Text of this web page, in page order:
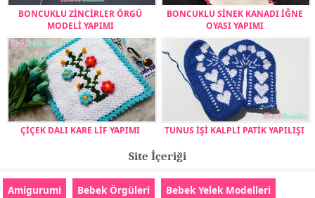
BONCUKLU ZİNCİRLER ÖRGÜ
MODELİ YAPIMI
BONCUKLU SİNEK KANADI İĞNE
OYASI YAPIMI
ÇİÇEK DALI KARE LİF YAPIMI TUNUS İŞİ KALPLİ PATİK YAPILIŞI
Site İçeriği
Amigurumi Bebek Örgüleri Bebek Yelek Modelleri